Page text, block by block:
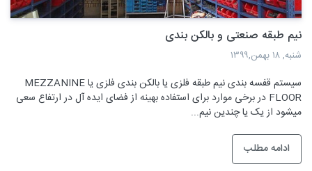
نیم طبقه صنعتی و بالکن بندی
شنبه, ۱۸ بهمن,۱۳۹۹
سیستم قفسه بندی نیم طبقه فلزی یا بالکن بندی فلزی یا MEZZANINE
FLOOR در برخی موارد برای استفاده بهینه از فضای ایده آل در ارتفاع سعی
میشود از یک یا چندین نیم...
ادامه مطلب